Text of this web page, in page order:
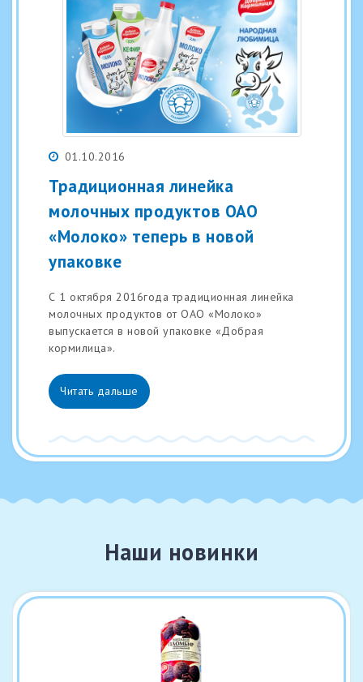
01.10.2016
Традиционная линейка
молочных продуктов ОАО
«Молоко» теперь в новой
упаковке
С 1 октября 2016года традиционная линейка
молочных продуктов от ОАО «Молоко»
выпускается в новой упаковке «Добрая
кормилица».
Читать дальше
Наши новинки